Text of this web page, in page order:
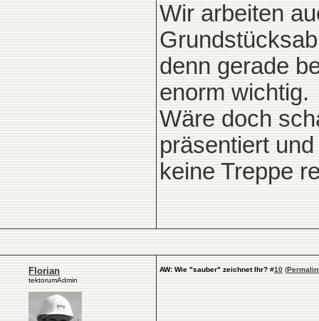
Wir arbeiten
denn gerade
enorm wichtig.
Wäre doch
präsentiert
keine Treppe
Florian
tektorumAdmin
AW: Wie "sauber" zeichnet Ihr? #10 (